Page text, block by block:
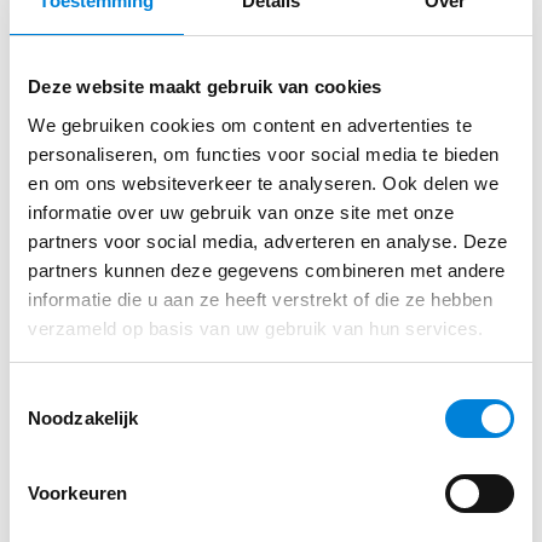
Deze website maakt gebruik van cookies
We gebruiken cookies om content en advertenties te
personaliseren, om functies voor social media te bieden
en om ons websiteverkeer te analyseren. Ook delen we
informatie over uw gebruik van onze site met onze
partners voor social media, adverteren en analyse. Deze
partners kunnen deze gegevens combineren met andere
informatie die u aan ze heeft verstrekt of die ze hebben
verzameld op basis van uw gebruik van hun services.
Noodzakelijk
Voorkeuren
gerelateerd is aan de industriële
automatisering in de (proces)industrie. • Het
kunnen (of willen leren van) uitlezen en
programmeren van een PLC-besturing.
Goed ontwikkelde communicatieve en sociale
vaardigheden.
Rijbewijs B(E) en VCA is een pré. Waarom
Kanters Elektro? Omdat je graag wilt werken
bij een ambitieus familiebedrijf, waar jij als
medewerker centraal staat en je samen met
projecten.
Vul je gegevens in via ons sollicitatie formulier
Solliciteren